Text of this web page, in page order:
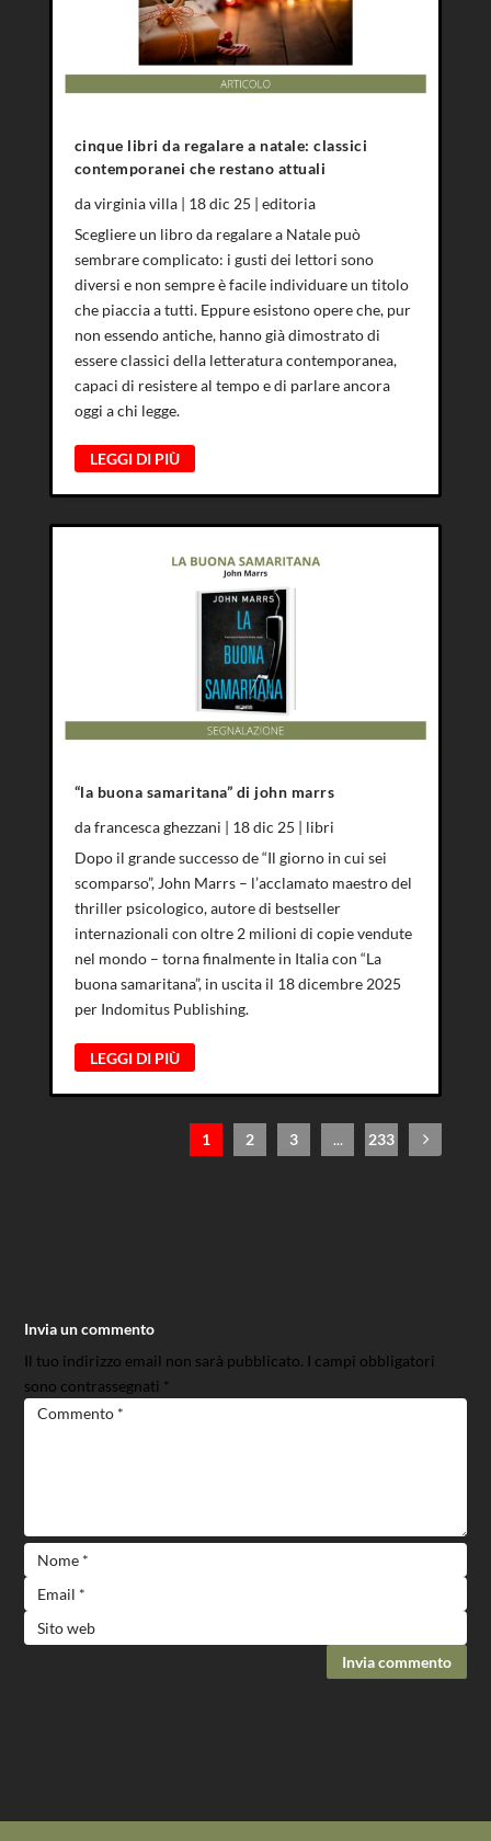
cinque libri da regalare a natale: classici
contemporanei che restano attuali
davirginia villa| 18 dic 25 | editoria
Scegliere un libro da regalare a Natale può
sembrare complicato: i gusti dei lettori sono
diversi e non sempre è facile individuare un titolo
che piaccia a tutti. Eppure esistono opere che, pur
non essendo antiche, hanno già dimostrato di
essere classici della letteratura contemporanea,
capaci di resistere al tempo e di parlare ancora
oggi a chi legge.
LEGGI DI PIÙ
“la buona samaritana” di john marrs
dafrancesca ghezzani | 18 dic 25 | libri
Dopo il grande successo de “Il giorno in cui sei
scomparso”, John Marrs – l’acclamato maestro del
thriller psicologico, autore di bestseller
internazionali con oltre 2 milioni di copie vendute
nel mondo – torna finalmente in Italia con “La
buona samaritana”, in uscita il 18 dicembre 2025
per Indomitus Publishing.
LEGGI DI PIÙ
1 2 3 ... 233
Invia un commento
Il tuo indirizzo email non sarà pubblicato. I campi obbligatori
sono contrassegnati *
Invia commento